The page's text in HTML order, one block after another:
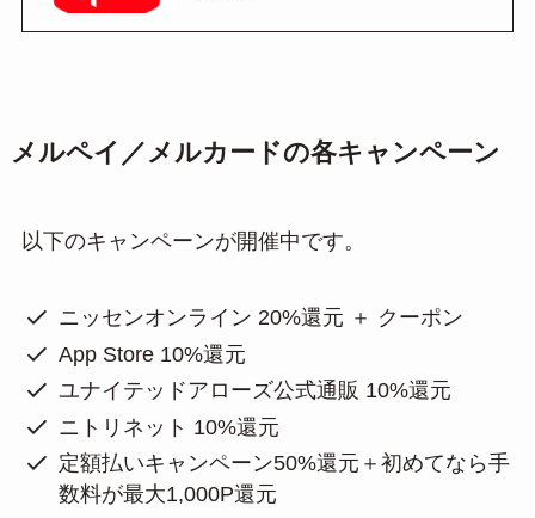
メルペイ／メルカードの各キャンペーン
以下のキャンペーンが開催中です。
ニッセンオンライン 20%還元 ＋ クーポン
App Store 10%還元
ユナイテッドアローズ公式通販 10%還元
ニトリネット 10%還元
定額払いキャンペーン50%還元＋初めてなら手
数料が最大1,000P還元